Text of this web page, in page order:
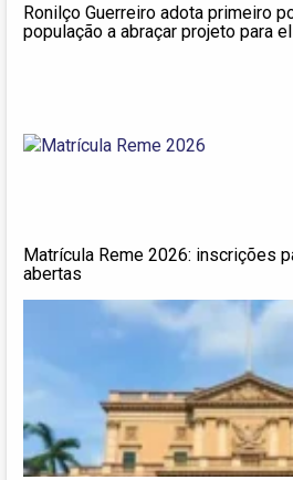
Ronilço Guerreiro adota primeiro
população a abraçar projeto para
Matrícula Reme 2026: inscrições
abertas